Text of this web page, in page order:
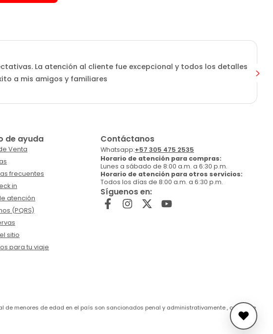
La atención al cliente fue excepcional y todos los detalles
a mis amigos y familiares
de ayuda
Venta
frecuentes
in
atención
(PQRS)
sitio
para tu viaje
Contáctanos
Whatsapp:+57 305 475 2535
Horario de atención para compras:
Lunes a sábado de 8:00 a.m. a 6:30 p.m.
Horario de atención para otros servicios:
Todos los días de 8:00 a.m. a 6:30 p.m.
Síguenos en:
de menores de edad en el país son sancionados penal y administrativamente , conforme